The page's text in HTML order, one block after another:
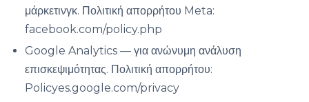
μάρκετινγκ. Πολιτική απορρήτου Meta:
facebook.com/policy.php
Google Analytics — για ανώνυμη ανάλυση
επισκεψιμότητας. Πολιτική απορρήτου:
Policyes.google.com/privacy